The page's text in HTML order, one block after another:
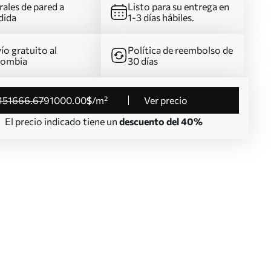
de pared a
Listo para su entrega en
1-3 días hábiles.
gratuito al
Política de reembolso de
30 días
.6791000.00$/m²
Ver precio
El precio indicado tiene un descuento del 40%